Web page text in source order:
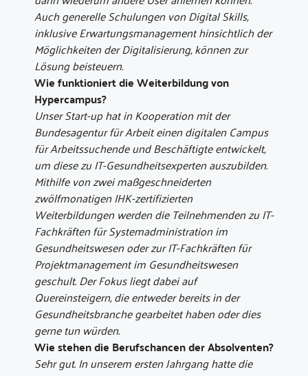
Auch generelle Schulungen von Digital Skills,
inklusive Erwartungsmanagement hinsichtlich der
Möglichkeiten der Digitalisierung, können zur
Lösung beisteuern.
Wie funktioniert die Weiterbildung von
Hypercampus?
Unser Start-up hat in Kooperation mit der
Bundesagentur für Arbeit einen digitalen Campus
für Arbeitssuchende und Beschäftigte entwickelt,
um diese zu IT-Gesundheitsexperten auszubilden.
Mithilfe von zwei maßgeschneiderten
zwölfmonatigen IHK-zertifizierten
Weiterbildungen werden die Teilnehmenden zu IT-
Fachkräften für Systemadministration im
Gesundheitswesen oder zur IT-Fachkräften für
Projektmanagement im Gesundheitswesen
geschult. Der Fokus liegt dabei auf
Quereinsteigern, die entweder bereits in der
Gesundheitsbranche gearbeitet haben oder dies
gerne tun würden.
Wie stehen die Berufschancen der Absolventen?
Sehr gut. In unserem ersten Jahrgang hatte die